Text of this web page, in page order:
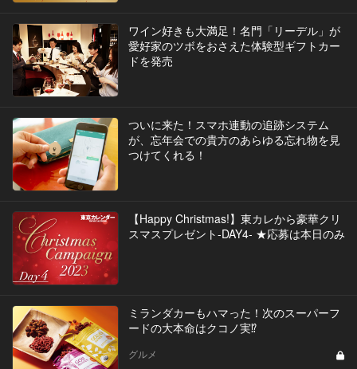
​ワイン好きも大満足！名門「リーデル」が
愛好家のツボをおさえた体験型ギフトカー
ドを発売
ついに来た！スマホ連動の追跡システム
が、忘年会での貴方のあらゆる忘れ物を見
つけてくれる！
【Happy Christmas!】東カレから豪華クリ
スマスプレゼント-DAY4- ★応募は本日のみ
ミランダカーもハマった！次のスーパーフ
ードの大本命はクコノ実⁉︎
グルメ